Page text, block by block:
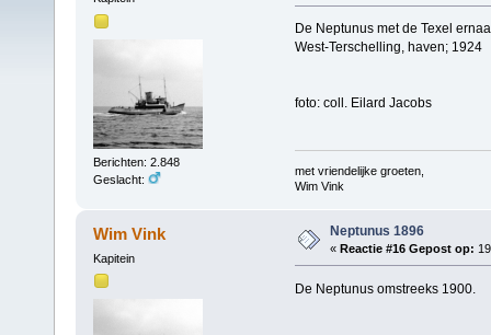
Berichten: 2.848
Geslacht:
De Neptunus met de Texel
West-Terschelling, haven; 1924
foto: coll. Eilard Jacobs
met vriendelijke groeten,
Wim Vink
Wim Vink
Kapitein
Neptunus 1896
« Reactie #16 Gepost op:
De Neptunus omstreeks 1900.